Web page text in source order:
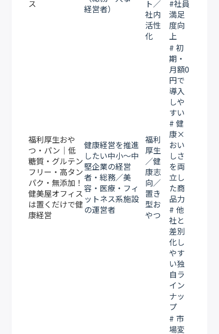
ス
経営者）
ト／
社内
活性
化
#社員
満足
度向
上
福利厚生おや
つ・パン｜低
糖質・グルテン
フリー・高タン
パク・無添加！
健美屋オフィス
は置くだけで健
康経営
健康経営を推進
したい中小〜中
堅企業の経営
者・総務／美
容・医療・フィ
ットネス系施設
の運営者
福利
厚生
／健
康志
向／
置き
型お
やつ
# 初
期・
月額0
円で
導入
しや
すい
# 健
康×
おい
しさ
を両
立し
た商
品力
# 他
社と
差別
化し
やす
い独
自ラ
イン
ナッ
プ
# 市
場変